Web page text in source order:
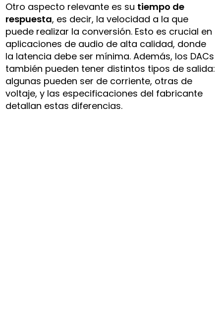
Otro aspecto relevante es su tiempo de
respuesta, es decir, la velocidad a la que
puede realizar la conversión. Esto es crucial en
aplicaciones de audio de alta calidad, donde
la latencia debe ser mínima. Además, los DACs
también pueden tener distintos tipos de salida:
algunas pueden ser de corriente, otras de
voltaje, y las especificaciones del fabricante
detallan estas diferencias.